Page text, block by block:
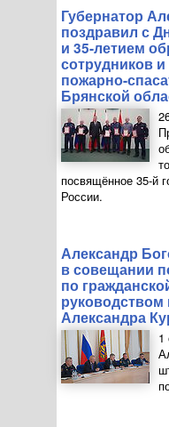
Губернатор
поздравил с
и 35-летием
сотрудников
пожарно-
Брянской
посвящённое 35-й
России.
Александр
в совещании
по
Александра
1